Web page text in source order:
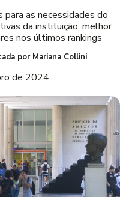
as necessidades do
da instituição, melhor
nos últimos rankings
por Mariana Collini
de 2024